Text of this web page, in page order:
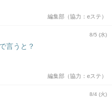
編集部（協力：eステ）
8/5 (水)
言うと？
編集部（協力：eステ）
8/4 (火)